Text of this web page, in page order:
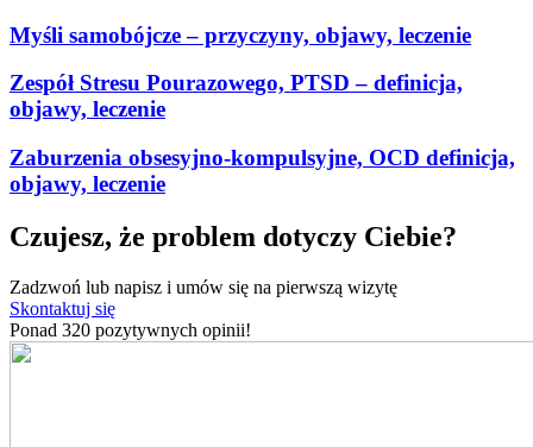
Myśli samobójcze – przyczyny, objawy, leczenie
Zespół Stresu Pourazowego, PTSD – definicja,
objawy, leczenie
Zaburzenia obsesyjno-kompulsyjne, OCD definicja,
objawy, leczenie
Czujesz, że problem dotyczy Ciebie?
Zadzwoń lub napisz i umów się na pierwszą wizytę
Skontaktuj się
Ponad 320 pozytywnych opinii!